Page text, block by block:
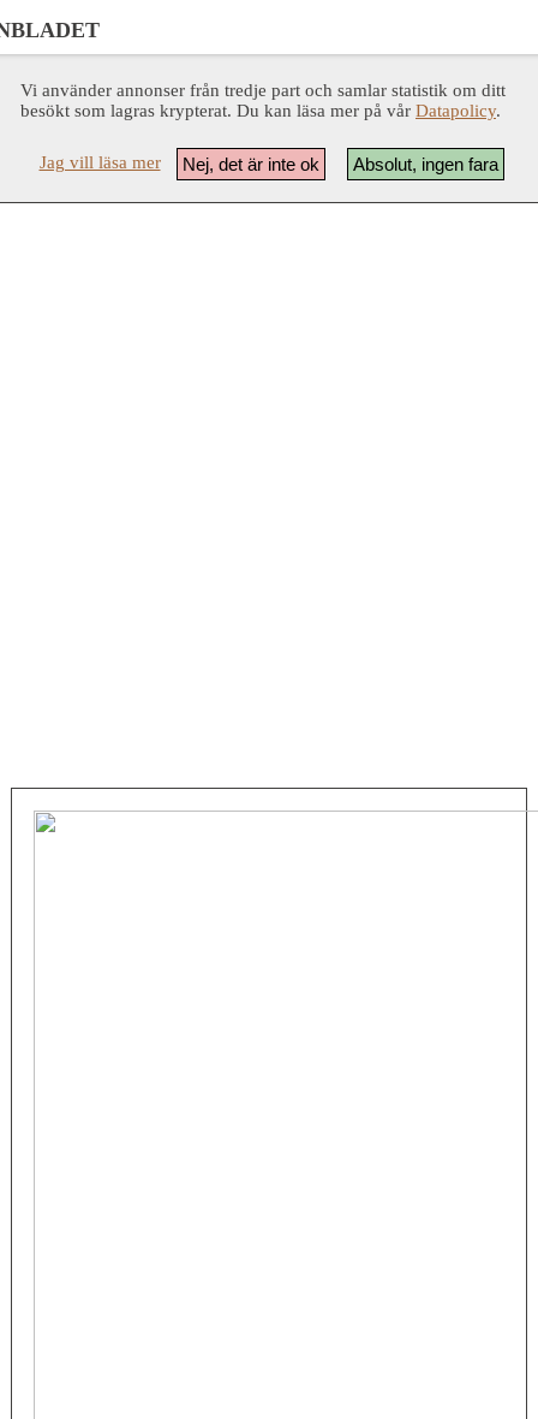
Vi använder annonser från tredje part och samlar statistik om ditt
besökt som lagras krypterat. Du kan läsa mer på vår Datapolicy.
Absolut, ingen fara
Nej, det är inte ok
Jag vill läsa mer